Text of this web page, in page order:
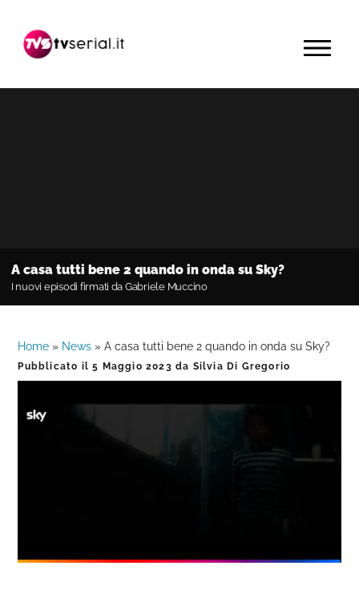
navigazione
contenuto
barra
primaria
MENU
A casa tutti bene 2 quando in onda su Sky?
I nuovi episodi firmati da Gabriele Muccino
Home » News »A casa tutti bene 2 quando in onda su Sky?
Pubblicato il5 Maggio 2023 da Silvia Di Gregorio
Unmute
0%
0%